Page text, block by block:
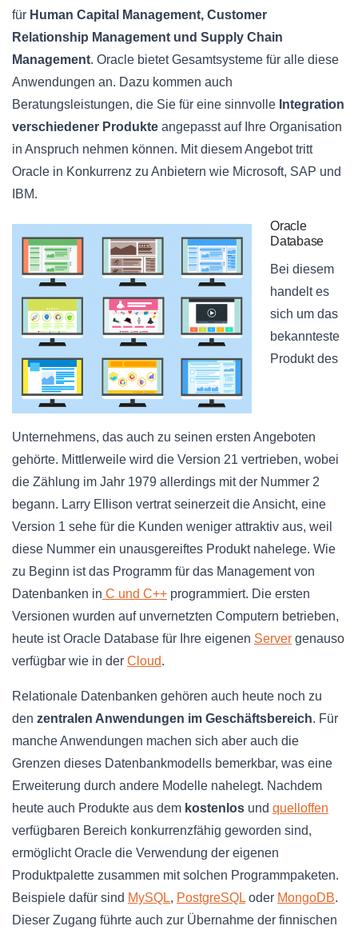
für Human Capital Management, Customer
Relationship Management und Supply Chain
Management. Oracle bietet Gesamtsysteme für alle diese
Anwendungen an. Dazu kommen auch
Beratungsleistungen, die Sie für eine sinnvolle Integration
verschiedener Produkte angepasst auf Ihre Organisation
in Anspruch nehmen können. Mit diesem Angebot tritt
Oracle in Konkurrenz zu Anbietern wie Microsoft, SAP und
IBM.
Oracle
Database
Bei diesem
handelt es
sich um das
bekannteste
Produkt des
Unternehmens, das auch zu seinen ersten Angeboten
gehörte. Mittlerweile wird die Version 21 vertrieben, wobei
die Zählung im Jahr 1979 allerdings mit der Nummer 2
begann. Larry Ellison vertrat seinerzeit die Ansicht, eine
Version 1 sehe für die Kunden weniger attraktiv aus, weil
diese Nummer ein unausgereiftes Produkt nahelege. Wie
zu Beginn ist das Programm für das Management von
Datenbanken in C und C++ programmiert. Die ersten
Versionen wurden auf unvernetzten Computern betrieben,
heute ist Oracle Database für Ihre eigenen Server genauso
verfügbar wie in der Cloud.
Relationale Datenbanken gehören auch heute noch zu
den zentralen Anwendungen im Geschäftsbereich. Für
manche Anwendungen machen sich aber auch die
Grenzen dieses Datenbankmodells bemerkbar, was eine
Erweiterung durch andere Modelle nahelegt. Nachdem
heute auch Produkte aus dem kostenlos und quelloffen
verfügbaren Bereich konkurrenzfähig geworden sind,
ermöglicht Oracle die Verwendung der eigenen
Produktpalette zusammen mit solchen Programmpaketen.
Beispiele dafür sind MySQL, PostgreSQL oder MongoDB.
Dieser Zugang führte auch zur Übernahme der finnischen